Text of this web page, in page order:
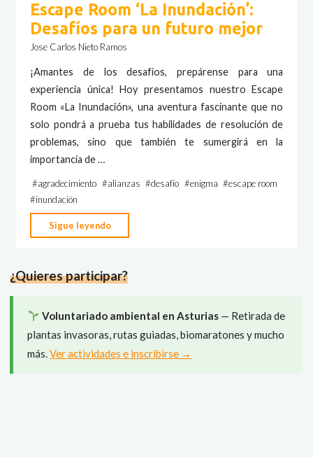
Escape Room ‘La Inundación’:
Desafíos para un futuro mejor
Jose Carlos Nieto Ramos
¡Amantes de los desafíos, prepárense para una
experiencia única! Hoy presentamos nuestro Escape
Room «La Inundación», una aventura fascinante que no
solo pondrá a prueba tus habilidades de resolución de
problemas, sino que también te sumergirá en la
importancia de …
#agradecimiento #alianzas #desafío #enigma #escape room
#inundación
Sigue leyendo
Room
Inundación’:
para
un
¿Quieres participar?
Voluntariado ambiental en Asturias— Retirada de
plantas invasoras, rutas guiadas, biomaratones y mucho
más.Ver actividades e inscribirse →